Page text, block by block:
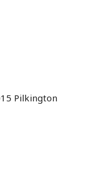
Pilkington